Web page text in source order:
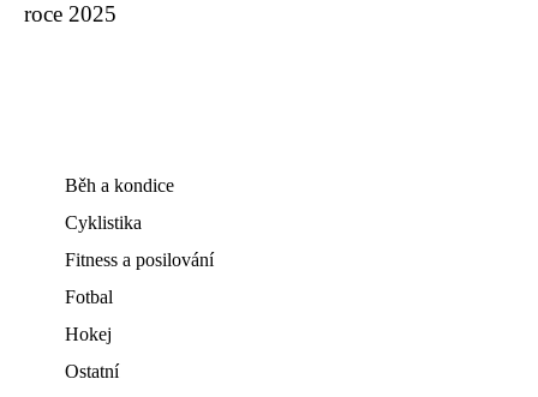
roce 2025
Běh a kondice
Cyklistika
Fitness a posilování
Fotbal
Hokej
Ostatní